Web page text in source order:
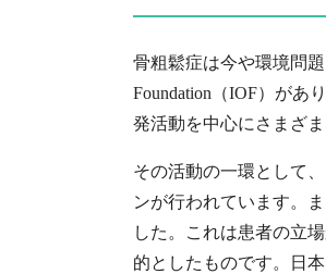
骨粗鬆症は今や環境問題
Foundation（IOF）があ
発活動を中心にさまざ
その活動の一環として
ンが行われています。
した。これは患者の立
的としたものです。日